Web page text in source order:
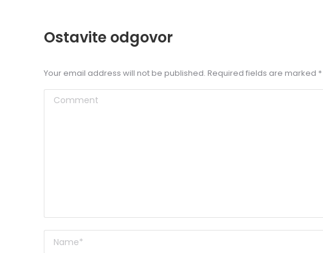
Ostavite odgovor
Your email address will not be published. Required fields are marked *
Comment
Name *